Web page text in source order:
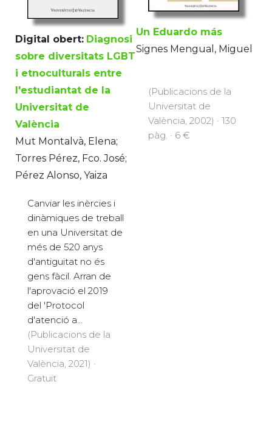
Digital obert: Diagnosi
sobre diversitats LGBT
i etnoculturals entre
l'estudiantat de la
Universitat de
València
Mut Montalvà, Elena;
Torres Pérez, Fco. José;
Pérez Alonso, Yaiza
Canviar les inèrcies i
dinàmiques de treball
en una Universitat de
més de 520 anys
d'antiguitat no és
gens fàcil. Arran de
l'aprovació el 2019
del 'Protocol
d'atenció a...
(Publicacions de la
Universitat de
València, 2021) ·
Gratuït
Un Eduardo más
Signes Mengual, Miguel
(Publicacions de la
Universitat de
València, 2002) · 130
pàg. · 6 €